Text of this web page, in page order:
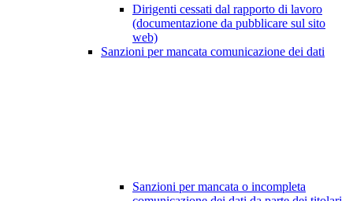
Dirigenti cessati dal rapporto di lavoro
(documentazione da pubblicare sul sito
web)
Sanzioni per mancata comunicazione dei dati
Sanzioni per mancata o incompleta